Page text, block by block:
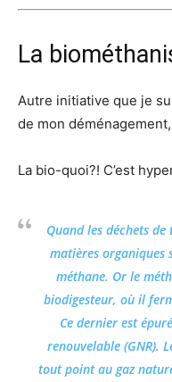
La
Autre initiative que je
de mon
La bio-quoi?! C’est
Quand les déchets
matières organiques
méthane. Or le
biodigesteur, où il
Ce dernier est
renouvelable (GNR).
tout point au gaz